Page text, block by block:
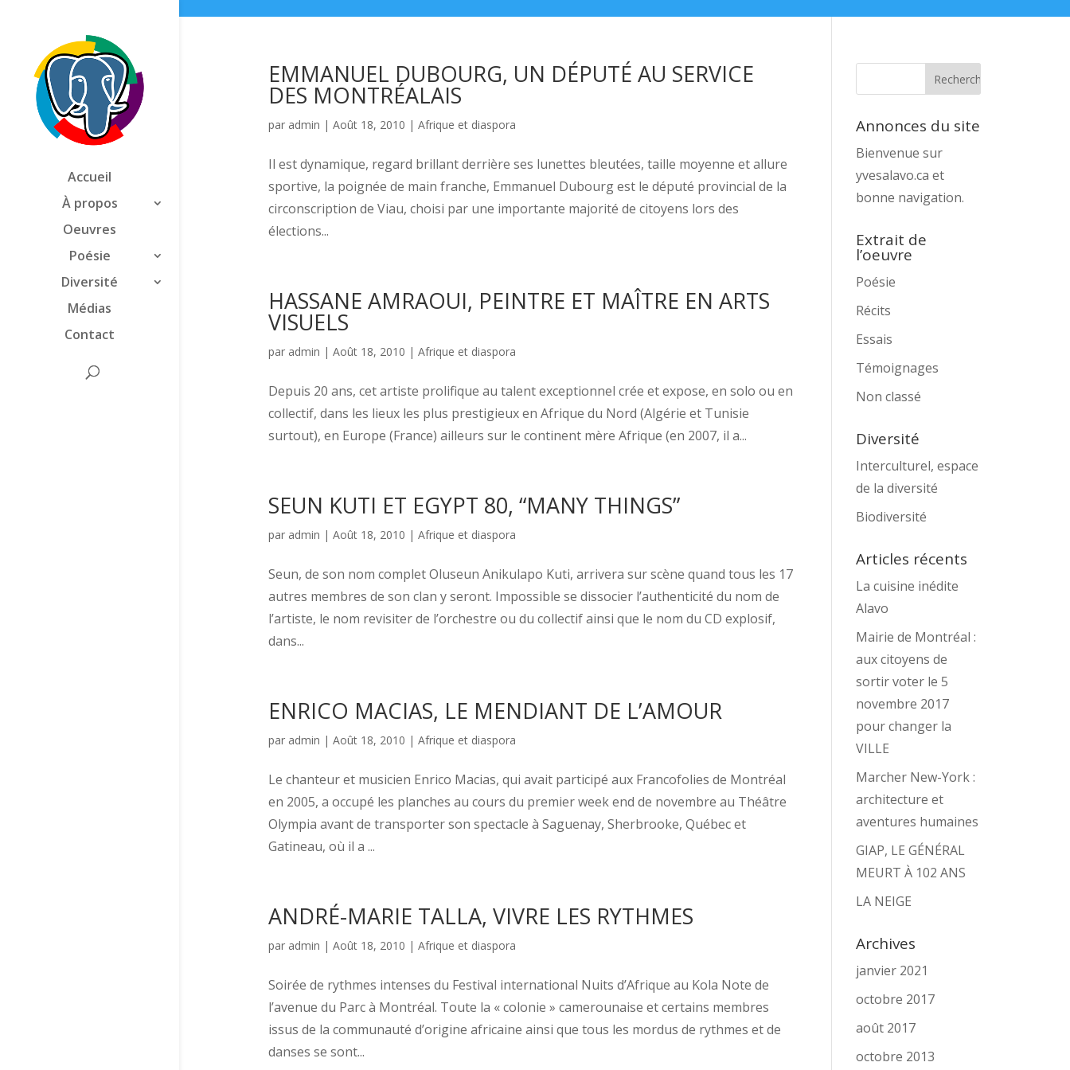
Accueil
À propos
Oeuvres
Poésie
Diversité
Médias
Contact
EMMANUEL DUBOURG, UN DÉPUTÉ AU SERVICE
DES MONTRÉALAIS
par admin | Août 18, 2010 | Afrique et diaspora
Il est dynamique, regard brillant derrière ses lunettes bleutées, taille moyenne et allure
sportive, la poignée de main franche, Emmanuel Dubourg est le député provincial de la
circonscription de Viau, choisi par une importante majorité de citoyens lors des
élections...
HASSANE AMRAOUI, PEINTRE ET MAÎTRE EN ARTS
VISUELS
par admin | Août 18, 2010 | Afrique et diaspora
Depuis 20 ans, cet artiste prolifique au talent exceptionnel crée et expose, en solo ou en
collectif, dans les lieux les plus prestigieux en Afrique du Nord (Algérie et Tunisie
surtout), en Europe (France) ailleurs sur le continent mère Afrique (en 2007, il a...
SEUN KUTI ET EGYPT 80, “MANY THINGS”
par admin | Août 18, 2010 | Afrique et diaspora
Seun, de son nom complet Oluseun Anikulapo Kuti, arrivera sur scène quand tous les 17
autres membres de son clan y seront. Impossible se dissocier l’authenticité du nom de
l’artiste, le nom revisiter de l’orchestre ou du collectif ainsi que le nom du CD explosif,
dans...
ENRICO MACIAS, LE MENDIANT DE L’AMOUR
par admin | Août 18, 2010 | Afrique et diaspora
Le chanteur et musicien Enrico Macias, qui avait participé aux Francofolies de Montréal
en 2005, a occupé les planches au cours du premier week end de novembre au Théâtre
Olympia avant de transporter son spectacle à Saguenay, Sherbrooke, Québec et
Gatineau, où il a ...
ANDRÉ-MARIE TALLA, VIVRE LES RYTHMES
par admin | Août 18, 2010 | Afrique et diaspora
Soirée de rythmes intenses du Festival international Nuits d’Afrique au Kola Note de
l’avenue du Parc à Montréal. Toute la « colonie » camerounaise et certains membres
issus de la communauté d’origine africaine ainsi que tous les mordus de rythmes et de
danses se sont...
Annonces du site
Bienvenue sur
yvesalavo.ca et
bonne navigation.
Extrait de
l’oeuvre
Poésie
Récits
Essais
Témoignages
Non classé
Diversité
Interculturel, espace
de la diversité
Biodiversité
Articles récents
La cuisine inédite
Alavo
Mairie de Montréal :
aux citoyens de
sortir voter le 5
novembre 2017
pour changer la
VILLE
Marcher New-York :
architecture et
aventures humaines
GIAP, LE GÉNÉRAL
MEURT À 102 ANS
LA NEIGE
Archives
janvier 2021
octobre 2017
août 2017
octobre 2013